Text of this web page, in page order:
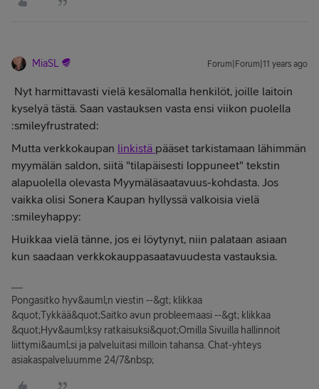
MiaSL Forum|Forum|11 years ago
Nyt harmittavasti vielä kesälomalla henkilöt, joille laitoin
kyselyä tästä. Saan vastauksen vasta ensi viikon puolella
:smileyfrustrated:
Mutta verkkokaupan linkistä pääset tarkistamaan lähimmän
myymälän saldon, siitä "tilapäisesti loppuneet" tekstin
alapuolella olevasta Myymäläsaatavuus-kohdasta. Jos
vaikka olisi Sonera Kaupan hyllyssä valkoisia vielä
:smileyhappy:
Huikkaa vielä tänne, jos ei löytynyt, niin palataan asiaan
kun saadaan verkkokauppasaatavuudesta vastauksia.
Pongasitko hyv&auml;n viestin --&gt; klikkaa
&quot;Tykkää&quot;Saitko avun probleemaasi --&gt; klikkaa
&quot;Hyv&auml;ksy ratkaisuksi&quot;Omilla Sivuilla hallinnoit
liittymi&auml;si ja palveluitasi milloin tahansa. Chat-yhteys
asiakaspalveluumme 24/7&nbsp;